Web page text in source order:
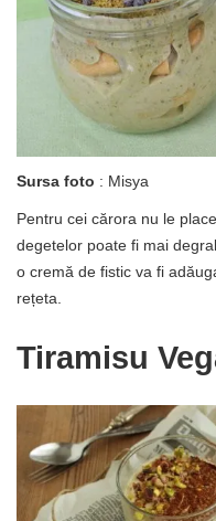
Sursa foto : Misya
Pentru cei cărora nu le
degetelor poate fi mai
o cremă de fistic va fi
rețeta.
Tiramisu